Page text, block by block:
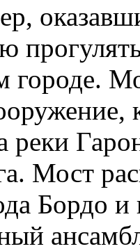
городе.
реки
Мост
Бордо